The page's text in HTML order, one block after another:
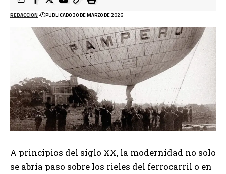
REDACCION PUBLICADO 30 DE MARZO DE 2026
A principios del siglo XX, la modernidad no solo
se abría paso sobre los rieles del ferrocarril o en